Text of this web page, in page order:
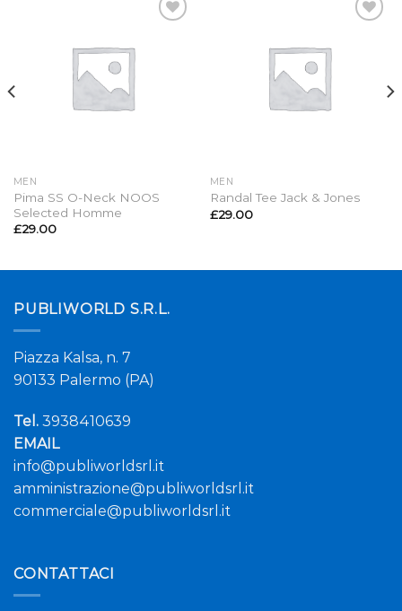
MEN
Pima SS O-Neck NOOS
Selected Homme
£29.00
MEN
Randal Tee Jack & Jones
£29.00
PUBLIWORLD S.R.L.
Piazza Kalsa, n. 7
90133 Palermo (PA)
Tel. 3938410639
EMAIL
info@publiworldsrl.it
amministrazione@publiworldsrl.it
commerciale@publiworldsrl.it
CONTATTACI